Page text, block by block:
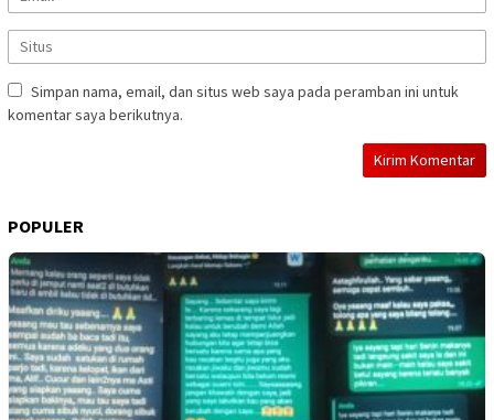
Simpan nama, email, dan situs web saya pada peramban ini untuk
komentar saya berikutnya.
POPULER